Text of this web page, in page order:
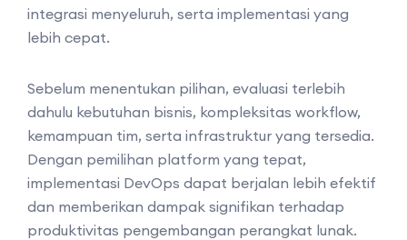
integrasi menyeluruh, serta implementasi yang
lebih cepat.
Sebelum menentukan pilihan, evaluasi terlebih
dahulu kebutuhan bisnis, kompleksitas workflow,
kemampuan tim, serta infrastruktur yang tersedia.
Dengan pemilihan platform yang tepat,
implementasi DevOps dapat berjalan lebih efektif
dan memberikan dampak signifikan terhadap
produktivitas pengembangan perangkat lunak.